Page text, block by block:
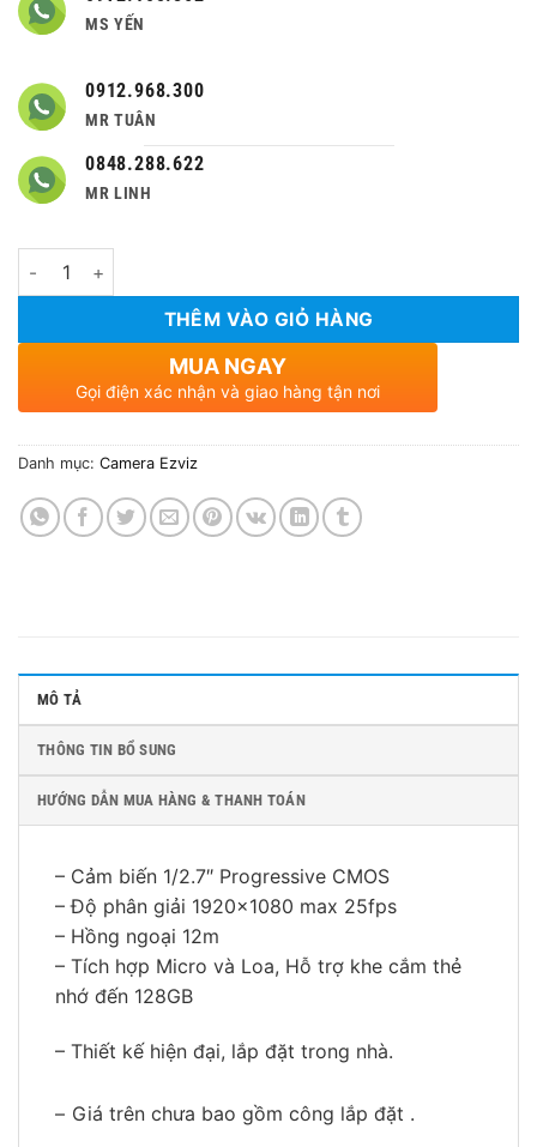
MS YẾN
0912.968.300
MR TUÂN
0848.288.622
MR LINH
Số lượng
THÊM VÀO GIỎ HÀNG
MUA NGAY
Gọi điện xác nhận và giao hàng tận nơi
Danh mục: Camera Ezviz
MÔ TẢ
THÔNG TIN BỔ SUNG
HƯỚNG DẪN MUA HÀNG & THANH TOÁN
– Cảm biến 1/2.7″ Progressive CMOS
– Độ phân giải 1920×1080 max 25fps
– Hồng ngoại 12m
– Tích hợp Micro và Loa, Hỗ trợ khe cắm thẻ
nhớ đến 128GB
– Thiết kế hiện đại, lắp đặt trong nhà.
– Giá trên chưa bao gồm công lắp đặt .